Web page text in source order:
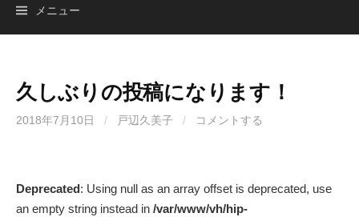
メニュー
久しぶりの投稿になります！
2018年7月10日 / 戸辺久美子 / コメントする
Deprecated: Using null as an array offset is deprecated, use
an empty string instead in /var/www/vh/hip-